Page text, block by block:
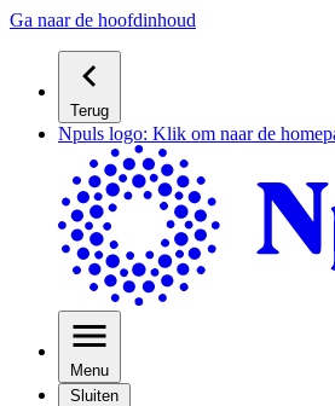
Ga naar de hoofdinhoud
Terug
Npuls logo: Klik om naar de
Menu
Sluiten